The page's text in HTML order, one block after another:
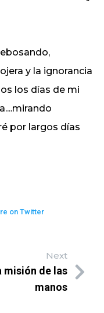
y la ignorancia
los días de mi
por largos días
on Twitter
Next
misión de las
manos